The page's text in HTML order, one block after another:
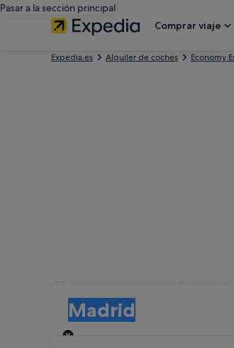
Pasar a la sección principal
Comprar viaje
Expedia.es Alquiler de coches Economy
Empresas de
Madrid
Recogida